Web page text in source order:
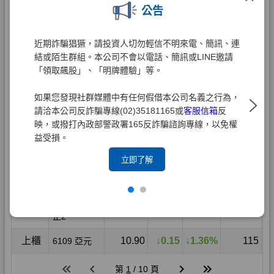
公告
近期詐騙猖獗，請投資人切勿輕信不明來電、簡訊、連
結或陌生群組。本公司不會以電話、簡訊或LINE邀請
「領取飆股」、「明牌體驗」等。
如果您發現社群媒體中有任何假借本公司名義之行為，
請洽本公司反詐騙專線(02)35181165或客服信箱反
映，或撥打內政部警政署165反詐騙諮詢專線，以免權
益受損。
立即了解